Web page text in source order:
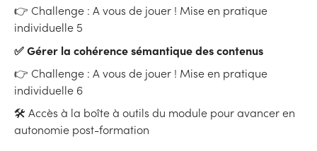
👉 Challenge : A vous de jouer ! Mise en pratique
individuelle 5
✅ Gérer la cohérence sémantique des contenus
👉 Challenge : A vous de jouer ! Mise en pratique
individuelle 6
🛠 Accès à la boîte à outils du module pour avancer en
autonomie post-formation